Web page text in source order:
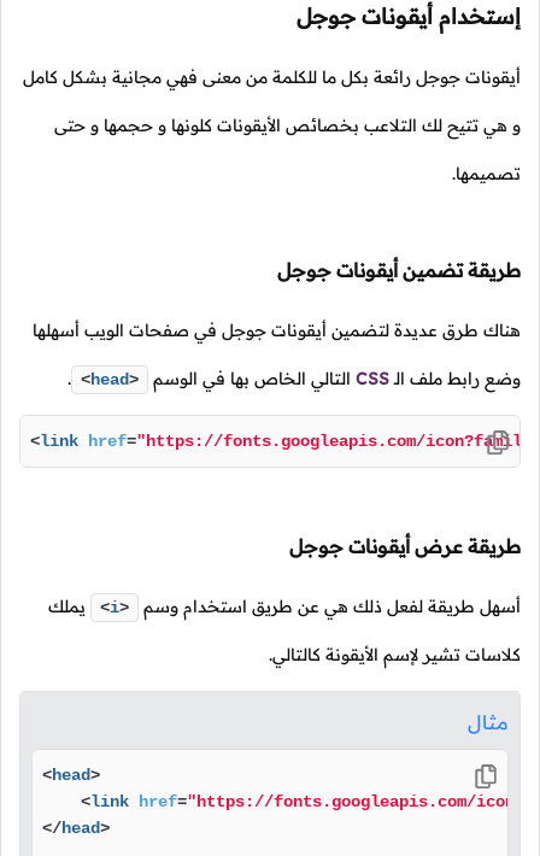
إستخدام أيقونات جوجل
أيقونات جوجل رائعة بكل ما للكلمة من معنى فهي مجانية بشكل كامل
و هي تتيح لك التلاعب بخصائص الأيقونات كلونها و حجمها و حتى
تصميمها.
طريقة تضمين أيقونات جوجل
هناك طرق عديدة لتضمين أيقونات جوجل في صفحات الويب أسهلها
وضع رابط ملف الـCSS التالي الخاص بها في الوسم <head>
.
<link href="https://fonts.googleapis.com/
طريقة عرض أيقونات جوجل
أسهل طريقة لفعل ذلك هي عن طريق استخدام وسم <i> يملك
كلاسات تشير لإسم الأيقونة كالتالي.
مثال
<head>
<link href="https://fonts.googleapis.com/
</head>